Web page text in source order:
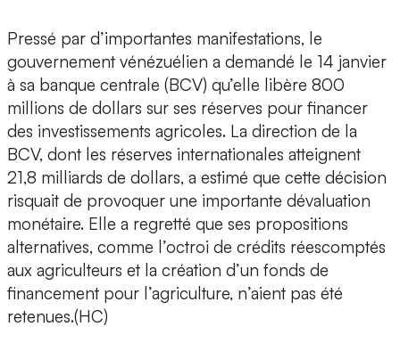
Pressé par d’importantes manifestations, le
gouvernement vénézuélien a demandé le 14 janvier
à sa banque centrale (BCV) qu’elle libère 800
millions de dollars sur ses réserves pour financer
des investissements agricoles. La direction de la
BCV, dont les réserves internationales atteignent
21,8 milliards de dollars, a estimé que cette décision
risquait de provoquer une importante dévaluation
monétaire. Elle a regretté que ses propositions
alternatives, comme l’octroi de crédits réescomptés
aux agriculteurs et la création d’un fonds de
financement pour l’agriculture, n’aient pas été
retenues.(HC)